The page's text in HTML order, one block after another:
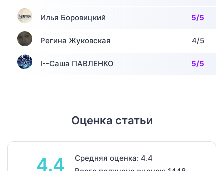
Илья Боровицкий 5/5
Регина Жуковская 4/5
I--Саша ПАВЛЕНКО 5/5
Оценка статьи
4.4
Средняя оценка: 4.4